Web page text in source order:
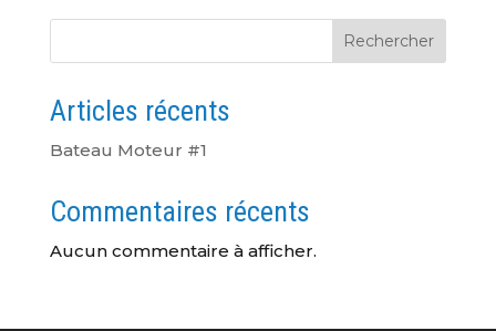
Rechercher
Articles récents
Bateau Moteur #1
Commentaires récents
Aucun commentaire à afficher.